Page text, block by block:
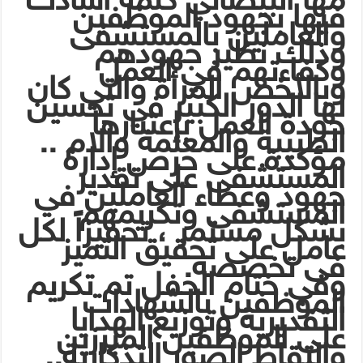
فيها بجهود الموظفين
والعاملين بالمستشفى
وذلك نظير جهودهم
وكفاءتهم في العمل
وبالأخص المرأة والتي كان
لها الدور الكبير في تحسين
جودة العمل بإعتبارها
الطبيبة والمعلمة والام ..
مؤكدة على حرص إدارة
المستشفى على تقدير
جهود وعطاء العاملين في
المستشفى وتكريمهم
بشكل مستمر ، تحفيزاً لكل
عامل على تحقيق التميز
فى تخصصه.
وفي ختام الحفل تم تكريم
الموظفين بالشهادات
التقديرية وتوزيع الهدايا
على الموظفين المبرزين